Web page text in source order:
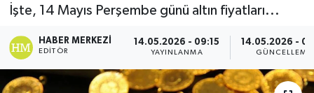
İşte, 14 Mayıs Perşembe günü altın fiyatları...
HABER MERKEZI
EDITÖR
14.05.2026 - 09:15
YAYINLANMA
14.05.2026 -
GÜNCELLEME
Son Dakika Haberleri
Haber Arşivi